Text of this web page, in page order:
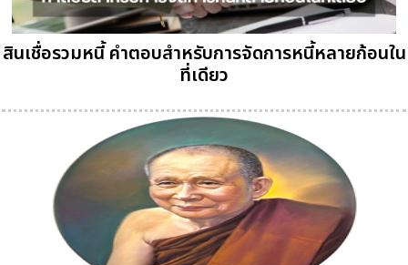
สินเชื่อรวมหนี้ คำตอบสำหรับการจัดการหนี้หลายก้อนใน
ที่เดียว